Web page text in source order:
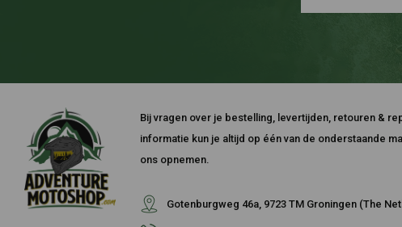
Bij vragen over je bestelling, levertijden, retouren &
informatie kun je altijd op één van de onderstaande
ons opnemen.
Gotenburgweg 46a, 9723 TM Groningen (The